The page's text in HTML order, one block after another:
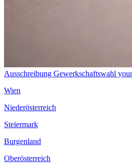
Ausschreibung Gewerkschaftswahl
Wien
Niederösterreich
Steiermark
Burgenland
Oberösterreich